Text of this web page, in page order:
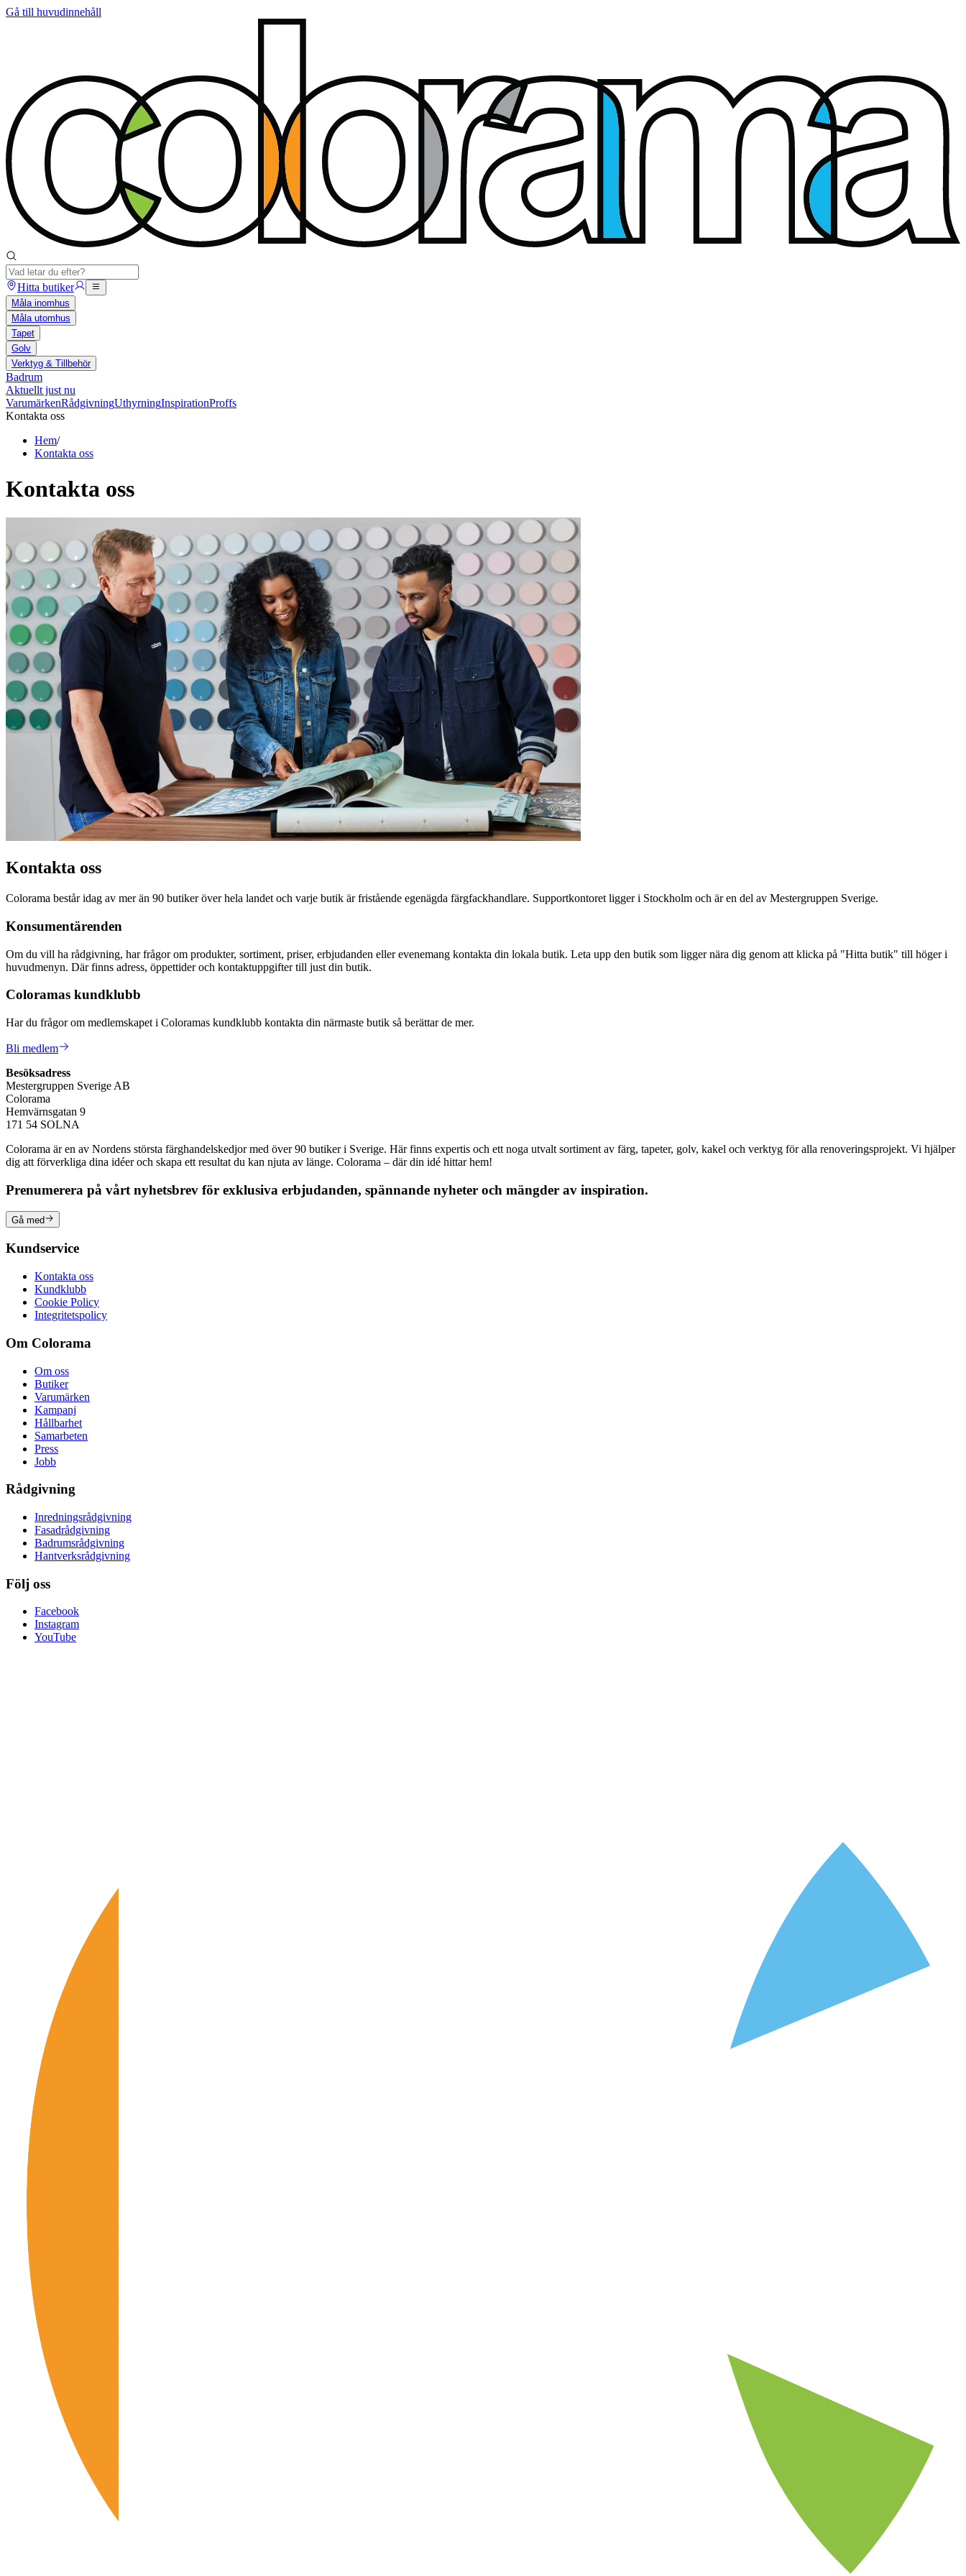
Gå till huvudinnehåll
Hitta butiker
Måla inomhus
Måla utomhus
Tapet
Golv
Verktyg & Tillbehör
Badrum
Aktuellt just nu
VarumärkenRådgivningUthyrningInspirationProffs
Kontakta oss
Hem/
Kontakta oss
Kontakta oss
Kontakta oss
Colorama består idag av mer än 90 butiker över hela landet och varje butik är fristående egenägda färgfackhandlare. Supportkontoret ligger i Stockholm och är en del av Mestergruppen Sverige.
Konsumentärenden
Om du vill ha rådgivning, har frågor om produkter, sortiment, priser, erbjudanden eller evenemang kontakta din lokala butik. Leta upp den butik som ligger nära dig genom att klicka på "Hitta butik" till höger i
huvudmenyn. Där finns adress, öppettider och kontaktuppgifter till just din butik.
Coloramas kundklubb
Har du frågor om medlemskapet i Coloramas kundklubb kontakta din närmaste butik så berättar de mer.
Bli medlem
Besöksadress
Mestergruppen Sverige AB
Colorama
Hemvärnsgatan 9
171 54 SOLNA
Colorama är en av Nordens största färghandelskedjor med över 90 butiker i Sverige. Här finns expertis och ett noga utvalt sortiment av färg, tapeter, golv, kakel och verktyg för alla renoveringsprojekt. Vi hjälper
dig att förverkliga dina idéer och skapa ett resultat du kan njuta av länge. Colorama – där din idé hittar hem!
Prenumerera på vårt nyhetsbrev för exklusiva erbjudanden, spännande nyheter och mängder av inspiration.
Gå med
Kundservice
Kontakta oss
Kundklubb
Cookie Policy
Integritetspolicy
Om Colorama
Om oss
Butiker
Varumärken
Kampanj
Hållbarhet
Samarbeten
Press
Jobb
Rådgivning
Inredningsrådgivning
Fasadrådgivning
Badrumsrådgivning
Hantverksrådgivning
Följ oss
Facebook
Instagram
YouTube